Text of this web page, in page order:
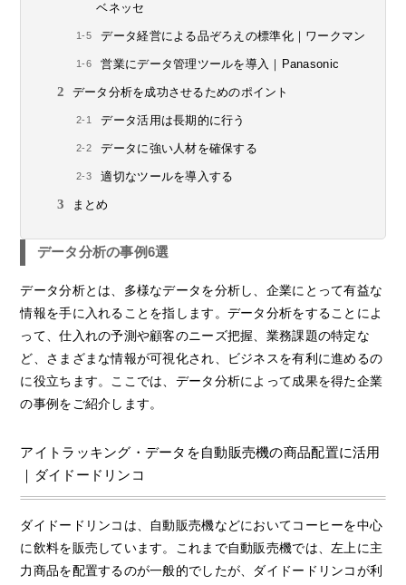
ベネッセ
データ経営による品ぞろえの標準化｜ワークマン
営業にデータ管理ツールを導入｜Panasonic
データ分析を成功させるためのポイント
データ活用は長期的に行う
データに強い人材を確保する
適切なツールを導入する
まとめ
データ分析の事例6選
データ分析とは、多様なデータを分析し、企業にとって有益な
情報を手に入れることを指します。データ分析をすることによ
って、仕入れの予測や顧客のニーズ把握、業務課題の特定な
ど、さまざまな情報が可視化され、ビジネスを有利に進めるの
に役立ちます。ここでは、データ分析によって成果を得た企業
の事例をご紹介します。
アイトラッキング・データを自動販売機の商品配置に活用
｜ダイドードリンコ
ダイドードリンコは、自動販売機などにおいてコーヒーを中心
に飲料を販売しています。これまで自動販売機では、左上に主
力商品を配置するのが一般的でしたが、ダイドードリンコが利